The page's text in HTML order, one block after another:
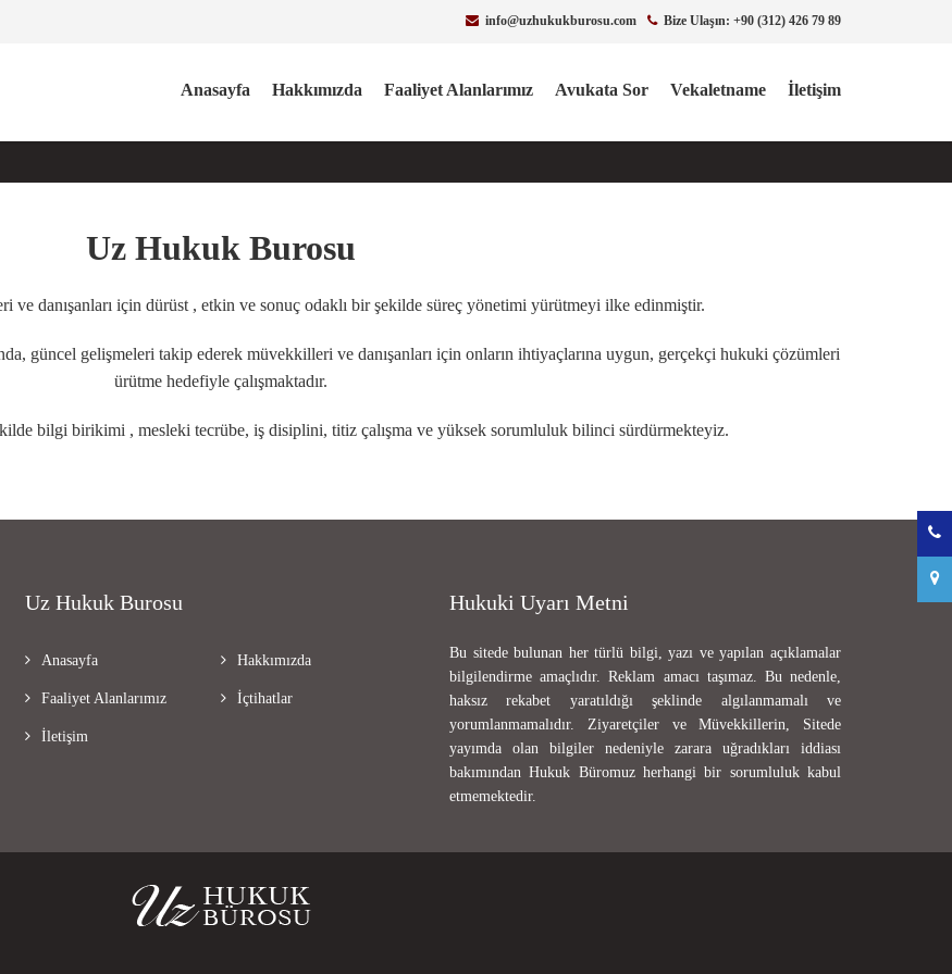
info@uzhukukburosu.com Bize Ulaşın: +90 (312) 426 79 89
Anasayfa Hakkımızda Faaliyet Alanlarımız Avukata Sor Vekaletname İletişim
Uz Hukuk Burosu
danışanları için dürüst , etkin ve sonuç odaklı bir şekilde süreç yönetimi yürütmeyi ilke edinmiştir.
güncel gelişmeleri takip ederek müvekkilleri ve danışanları için onların ihtiyaçlarına uygun, gerçekçi hukuki çözümleri
ürütme hedefiyle çalışmaktadır.
bilgi birikimi , mesleki tecrübe, iş disiplini, titiz çalışma ve yüksek sorumluluk bilinci sürdürmekteyiz.
Uz Hukuk Burosu
Anasayfa Hakkımızda
Faaliyet Alanlarımız İçtihatlar
İletişim
Hukuki Uyarı Metni
Bu sitede bulunan her türlü bilgi, yazı ve yapılan açıklamalar
bilgilendirme amaçlıdır. Reklam amacı taşımaz. Bu nedenle,
haksız rekabet yaratıldığı şeklinde algılanmamalı ve
yorumlanmamalıdır. Ziyaretçiler ve Müvekkillerin, Sitede
yayımda olan bilgiler nedeniyle zarara uğradıkları iddiası
bakımından Hukuk Büromuz herhangi bir sorumluluk kabul
etmemektedir.